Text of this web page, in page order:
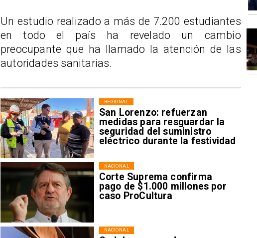
San Lorenzo: refuerzan
medidas para resguardar la
seguridad del suministro
eléctrico durante la festividad
REGIONAL
Corte Suprema confirma
pago de $1.000 millones por
caso ProCultura
NACIONAL
NACIONAL
Un estudio realizado a más de 7.200 estudiantes
en todo el país ha revelado un cambio
preocupante que ha llamado la atención de las
autoridades sanitarias.